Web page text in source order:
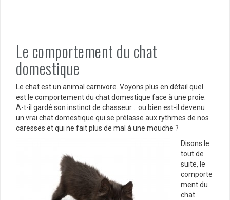
Le comportement du chat
domestique
Le chat est un animal carnivore. Voyons plus en détail quel
est le comportement du chat domestique face à une proie.
A-t-il gardé son instinct de chasseur .. ou bien est-il devenu
un vrai chat domestique qui se prélasse aux rythmes de nos
caresses et qui ne fait plus de mal à une mouche ?
Disons le
tout de
suite, le
comporte
ment du
chat